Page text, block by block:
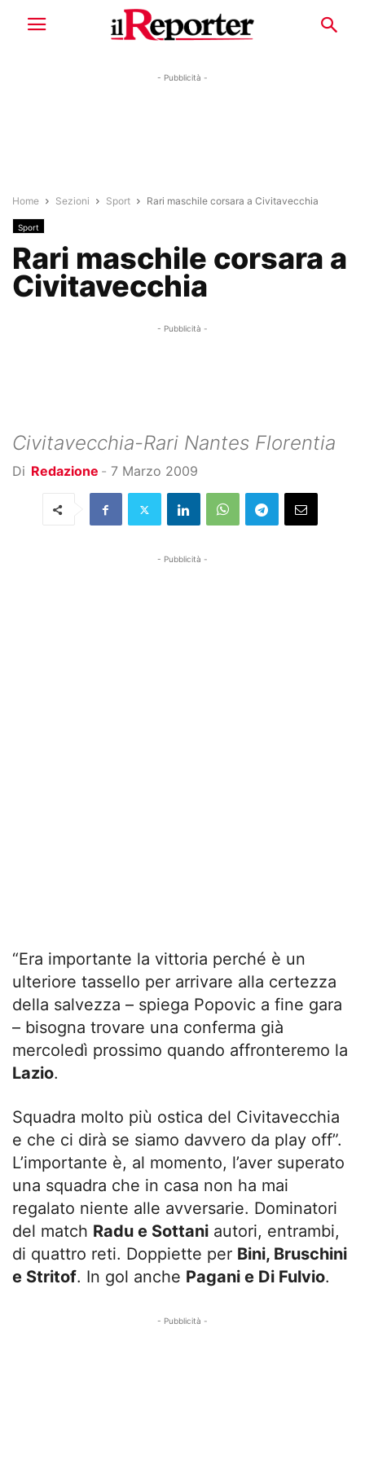
- Pubblicità -
Home Sezioni Sport Rari maschile corsara a Civitavecchia
Sport
Rari maschile corsara a
Civitavecchia
- Pubblicità -
Civitavecchia-Rari Nantes Florentia
Di Redazione - 7 Marzo 2009
- Pubblicità -
“Era importante la vittoria perché è un
ulteriore tassello per arrivare alla certezza
della salvezza – spiega Popovic a fine gara
– bisogna trovare una conferma già
mercoledì prossimo quando affronteremo la
Lazio.
Squadra molto più ostica del Civitavecchia
e che ci dirà se siamo davvero da play off”.
L’importante è, al momento, l’aver superato
una squadra che in casa non ha mai
regalato niente alle avversarie. Dominatori
del match Radu e Sottani autori, entrambi,
di quattro reti. Doppiette per Bini, Bruschini
e Stritof. In gol anche Pagani e Di Fulvio.
- Pubblicità -